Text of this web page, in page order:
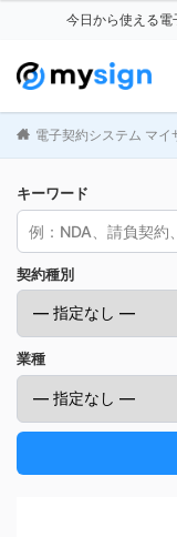
今日から使える電
電子契約システム マ
キーワード
契約種別
業種